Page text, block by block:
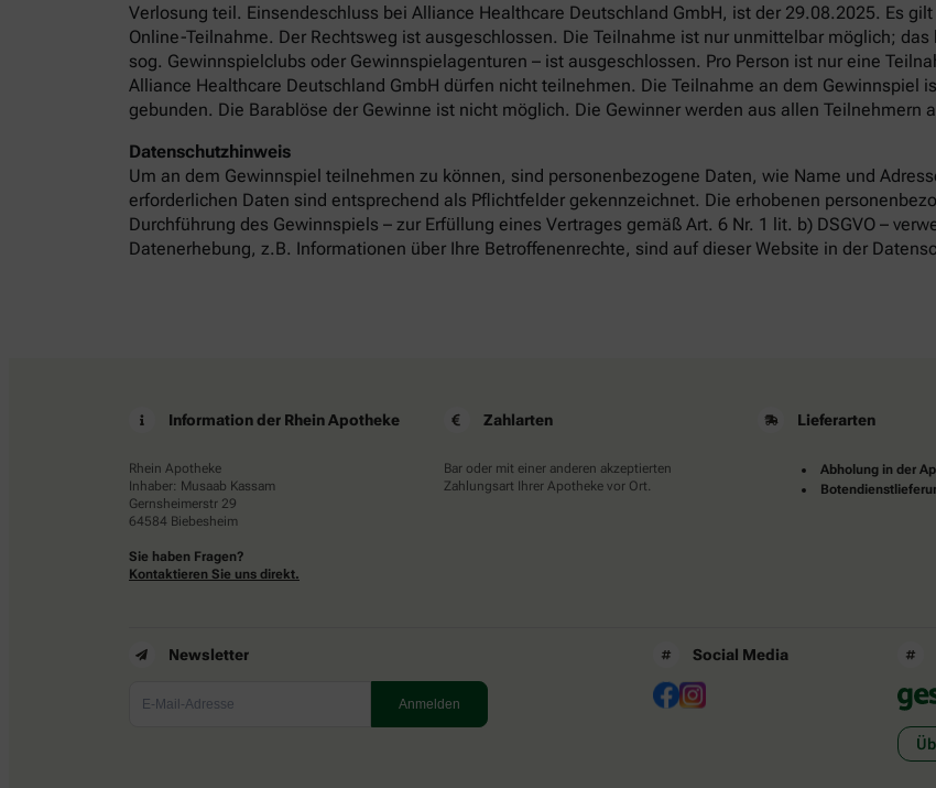
Verlosung teil. Einsendeschluss bei Alliance Healthcare Deutschland GmbH, ist der 29.08.2025. Es
Online-Teilnahme. Der Rechtsweg ist ausgeschlossen. Die Teilnahme ist nur unmittelbar möglich;
sog. Gewinnspielclubs oder Gewinnspielagenturen – ist ausgeschlossen. Pro Person ist nur eine
Alliance Healthcare Deutschland GmbH dürfen nicht teilnehmen. Die Teilnahme an dem Gewinnspiel
gebunden. Die Barablöse der Gewinne ist nicht möglich. Die Gewinner werden aus allen Teilnehmern
Datenschutzhinweis
Um an dem Gewinnspiel teilnehmen zu können, sind personenbezogene Daten, wie Name und
erforderlichen Daten sind entsprechend als Pflichtfelder gekennzeichnet. Die erhobenen
Durchführung des Gewinnspiels – zur Erfüllung eines Vertrages gemäß Art. 6 Nr. 1 lit. b) DSGVO –
Datenerhebung, z.B. Informationen über Ihre Betroffenenrechte, sind auf dieser Website in der
Information der Rhein Apotheke
Rhein Apotheke
Inhaber: Musaab Kassam
Gernsheimerstr 29
64584 Biebesheim
Sie haben Fragen?
Kontaktieren Sie uns direkt.
Zahlarten
Bar oder mit einer anderen akzeptierten
Zahlungsart Ihrer Apotheke vor Ort.
Lieferarten
Abholung in der
Newsletter Social Media